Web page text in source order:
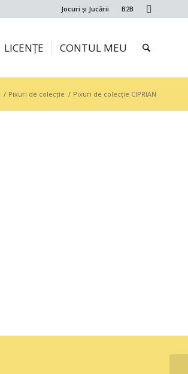
Jocuri și Jucării B2B
LICENȚE CONTUL MEU
/ Pixuri de colecție / Pixuri de colecție CIPRIAN